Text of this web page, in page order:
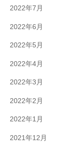
2022年7月
2022年6月
2022年5月
2022年4月
2022年3月
2022年2月
2022年1月
2021年12月